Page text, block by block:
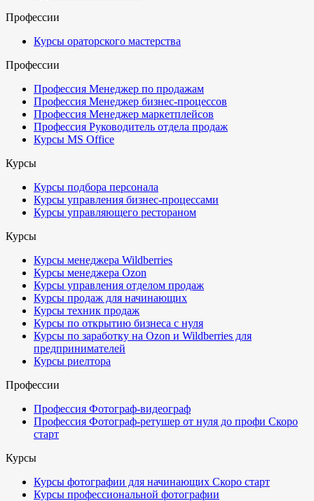
Профессии
Курсы ораторского мастерства
Профессии
Профессия Менеджер по продажам
Профессия Менеджер бизнес-процессов
Профессия Менеджер маркетплейсов
Профессия Руководитель отдела продаж
Курсы MS Office
Курсы
Курсы подбора персонала
Курсы управления бизнес-процессами
Курсы управляющего рестораном
Курсы
Курсы менеджера Wildberries
Курсы менеджера Ozon
Курсы управления отделом продаж
Курсы продаж для начинающих
Курсы техник продаж
Курсы по открытию бизнеса с нуля
Курсы по заработку на Ozon и Wildberries для
предпринимателей
Курсы риелтора
Профессии
Профессия Фотограф-видеограф
Профессия Фотограф-ретушер от нуля до профи Скоро
старт
Курсы
Курсы фотографии для начинающих Скоро старт
Курсы профессиональной фотографии